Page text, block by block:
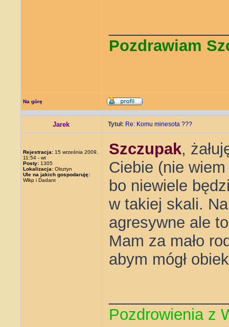
Pozdrawiam
Na górę
Jarek Tytuł: Re: Komu minesota ???
Rejestracja: 15 września 2009,
11:54 - wt
Posty: 1305
Lokalizacja: Olsztyn
Ule na jakich gospodaruję:
Wlkp i Dadant
Szczupak,
Ciebie (nie
bo niewiele
w takiej skali.
agresywne ale
Mam za mało
abym mógł
Pozdrowienia z